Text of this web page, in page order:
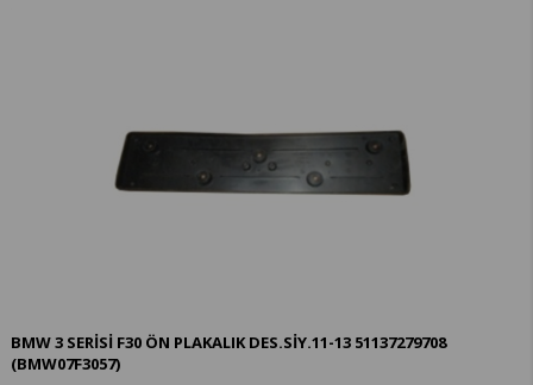
BMW 3 SERİSİ F30 ÖN PLAKALIK DES.SİY.11-13 51137279708
(BMW07F3057)